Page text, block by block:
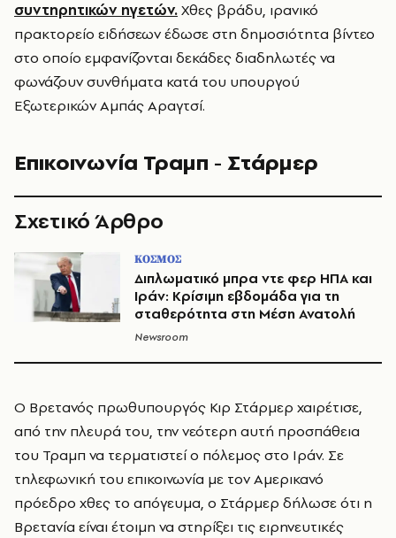
συντηρητικών ηγετών.Χθες βράδυ, ιρανικό
πρακτορείο ειδήσεων έδωσε στη δημοσιότητα βίντεο
στο οποίο εμφανίζονται δεκάδες διαδηλωτές να
φωνάζουν συνθήματα κατά του υπουργού
Εξωτερικών Αμπάς Αραγτσί.
Επικοινωνία Τραμπ - Στάρμερ
Σχετικό Άρθρο
ΚΟΣΜΟΣ
Διπλωματικό μπρα ντε φερ ΗΠΑ και
Ιράν: Κρίσιμη εβδομάδα για τη
σταθερότητα στη Μέση Ανατολή
Newsroom
Ο Βρετανός πρωθυπουργός Κιρ Στάρμερ χαιρέτισε,
από την πλευρά του, την νεότερη αυτή προσπάθεια
του Τραμπ να τερματιστεί ο πόλεμος στο Ιράν. Σε
τηλεφωνική του επικοινωνία με τον Αμερικανό
πρόεδρο χθες το απόγευμα, ο Στάρμερ δήλωσε ότι η
Βρετανία είναι έτοιμη να στηρίξει τις ειρηνευτικές